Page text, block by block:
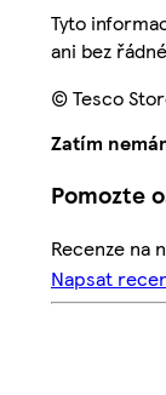
Tyto
ani bez
© Tesco
Zatím
Pomozte
Recenze na
Napsat